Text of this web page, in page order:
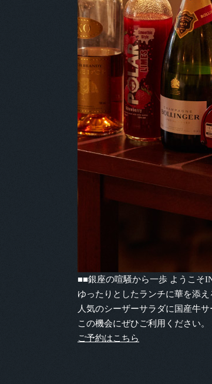
■■銀座の喧騒から一歩 ようこそ
ゆったりとしたランチに華を添
人気のシーザーサラダに国産牛
この機会にぜひご利用ください。
ご予約はこちら